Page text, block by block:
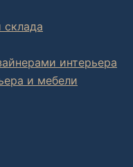
склада
интерьера
и мебели